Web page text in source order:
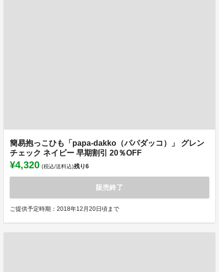
簡易抱っこひも「papa-dakko（パパダッコ）」 グレン
チェック ネイビー 早期割引 20％OFF
¥4,320 (税込/送料込)残り6
販売終了
ご提供予定時期：2018年12月20日頃まで